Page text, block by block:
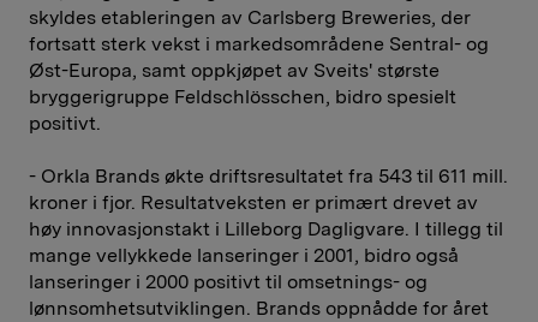
skyldes etableringen av Carlsberg Breweries, der
fortsatt sterk vekst i markedsområdene Sentral- og
Øst-Europa, samt oppkjøpet av Sveits' største
bryggerigruppe Feldschlösschen, bidro spesielt
positivt.
- Orkla Brands økte driftsresultatet fra 543 til 611 mill.
kroner i fjor. Resultatveksten er primært drevet av
høy innovasjonstakt i Lilleborg Dagligvare. I tillegg til
mange vellykkede lanseringer i 2001, bidro også
lanseringer i 2000 positivt til omsetnings- og
lønnsomhetsutviklingen. Brands oppnådde for året